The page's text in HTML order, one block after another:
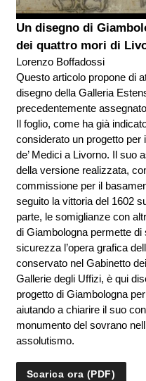
Un disegno di
dei quattro mori di
Lorenzo Boffadossi
Questo articolo propone di
disegno della Galleria
precedentemente
Il foglio, come ha già
considerato un progetto per
de’ Medici a Livorno. Il suo
della versione realizzata,
commissione per il
seguito la vittoria del 1602
parte, le somiglianze con
di Giambologna permette
sicurezza l’opera grafica
conservato nel Gabinetto
Gallerie degli Uffizi, è qui
progetto di Giambologna
aiutando a chiarire il suo
monumento del sovrano
assolutismo.
Scarica ora (PDF)